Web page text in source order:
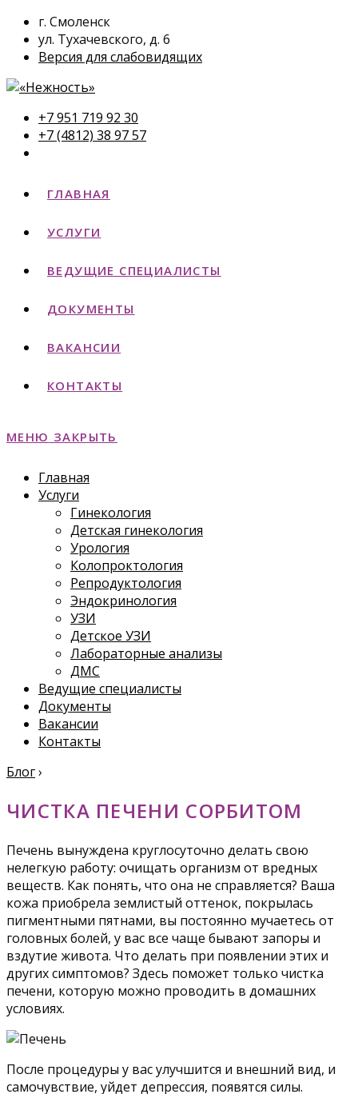
г. Смоленск
ул. Тухачевского, д. 6
Версия для слабовидящих
+7 951 719 92 30
+7 (4812) 38 97 57
ГЛАВНАЯ
УСЛУГИ
ВЕДУЩИЕ СПЕЦИАЛИСТЫ
ДОКУМЕНТЫ
ВАКАНСИИ
КОНТАКТЫ
МЕНЮ ЗАКРЫТЬ
Главная
Услуги
Гинекология
Детская гинекология
Урология
Колопроктология
Репродуктология
Эндокринология
УЗИ
Детское УЗИ
Лабораторные анализы
ДМС
Ведущие специалисты
Документы
Вакансии
Контакты
Блог›
ЧИСТКА ПЕЧЕНИ СОРБИТОМ
Печень вынуждена круглосуточно делать свою
нелегкую работу: очищать организм от вредных
веществ. Как понять, что она не справляется? Ваша
кожа приобрела землистый оттенок, покрылась
пигментными пятнами, вы постоянно мучаетесь от
головных болей, у вас все чаще бывают запоры и
вздутие живота. Что делать при появлении этих и
других симптомов? Здесь поможет только чистка
печени, которую можно проводить в домашних
условиях.
После процедуры у вас улучшится и внешний вид, и
самочувствие, уйдет депрессия, появятся силы.